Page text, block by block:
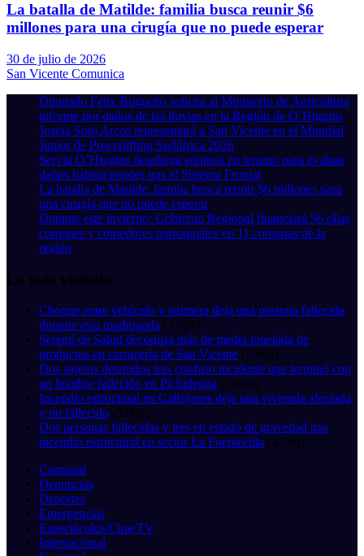
La batalla de Matilde: familia busca reunir $6
millones para una cirugía que no puede esperar
30 de julio de 2026
San Vicente Comunica
Diputado Felix Bugueño solicita al Ministerio de Agricultura
informe por daños de las lluvias en la Región de O´Higgins
Josefa Soto Arcos representará a San Vicente en el Mundial
Junior de Powerlifting Sudáfrica 2026
Serviu O’Higgins despliega equipos en terreno para evaluar
daños habitacionales tras el Sistema Frontal
La batalla de Matilde: familia busca reunir $6 millones para
una cirugía que no puede esperar
Durante este invierno: Gobierno Regional financiará 56 ollas
comunes y comedores parroquiales en 11 comunas de la
región
Lo más visitado
Choque entre vehículo y palmera deja una persona fallecida
durante esta madrugada (7.697)
Seremi de Salud decomisa más de media tonelada de
productos en carnicería de San Vicente (5.849)
Dos sujetos detenidos tras confuso incidente que terminó con
un hombre fallecido en Pichidegua (5.604)
Incendio estructural en Callejones deja una vivienda afectada
y un fallecido (5.098)
Dos personas fallecidas y tres en estado de gravedad tras
incendio estructural en sector La Fuentecilla (4.564)
Comunal
Denuncias
Deportes
Emergencias
Espectáculos/Cine/TV
Internacional